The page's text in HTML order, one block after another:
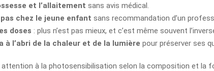
et l’allaitement sans avis médical.
chez le jeune enfant sans recommandation d’un
doses : plus n’est pas mieux, et c’est même souvent
à l’abri de la chaleur et de la lumière pour préserver ses
à la photosensibilisation selon la composition et la